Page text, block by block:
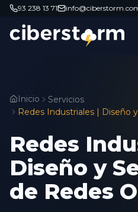
93 238 13 71
Inicio
Servicios
Redes Industriales | Diseño
Redes
Diseño y
de Redes